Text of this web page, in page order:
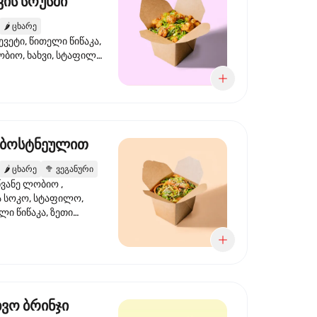
🌶️ ცხარე
წითელი წიწაკა,
ხახვი, სტაფილო,
ნიორი
🌶️ ცხარე 🥦 ვეგანური
ლობიო ,
სოკო, სტაფილო,
წიწაკა, ზეთი
ბრინჯი